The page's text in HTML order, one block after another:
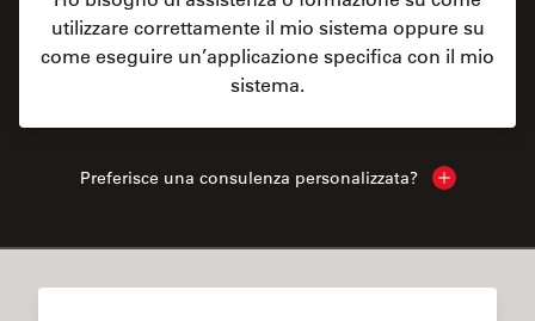
utilizzare correttamente il mio sistema oppure su
come eseguire un’applicazione specifica con il mio
sistema.
Preferisce una consulenza personalizzata? Show local